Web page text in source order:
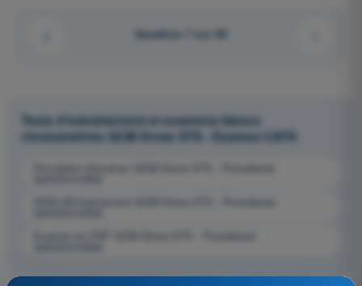
Question 7 sur 96
Tests d'entraînement et examens blancs
chronométrés QCM Drone STS - Examen CATS
Simulation d'examen QCM Drone STS - Procédures
Examen en PDF QCM Drone STS - Procédures